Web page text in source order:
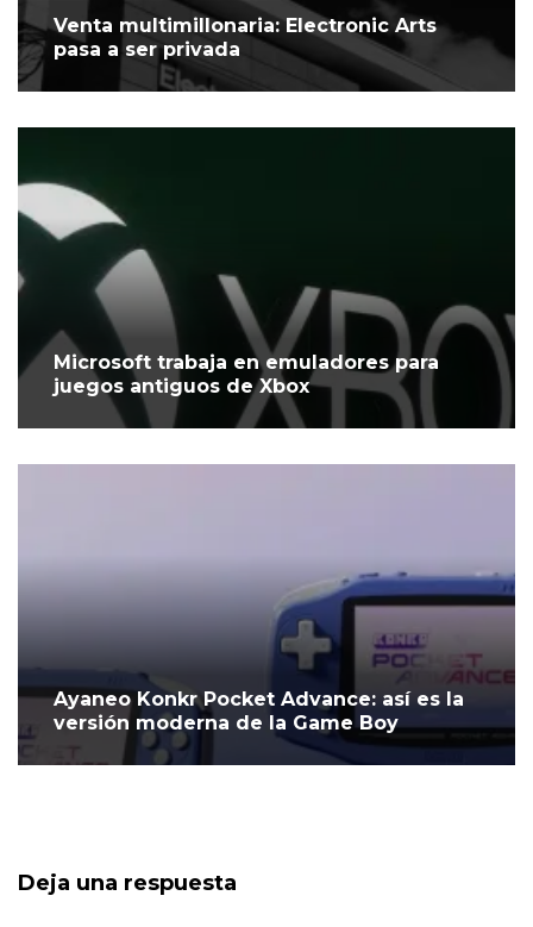
Venta multimillonaria: Electronic Arts
pasa a ser privada
Microsoft trabaja en emuladores para
juegos antiguos de Xbox
Ayaneo Konkr Pocket Advance: así es la
versión moderna de la Game Boy
Deja una respuesta